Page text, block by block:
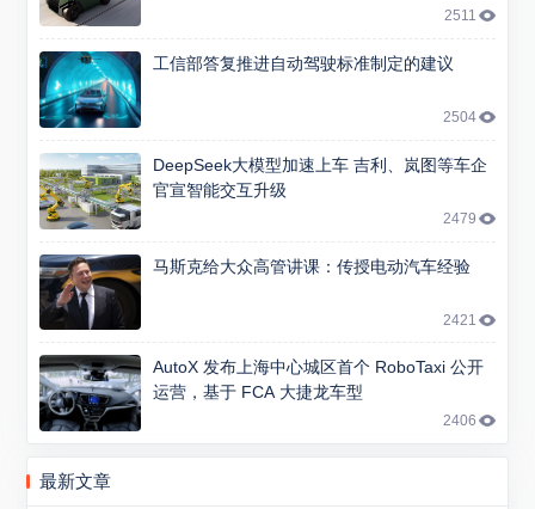
2511
工信部答复推进自动驾驶标准制定的建议
2504
DeepSeek大模型加速上车 吉利、岚图等车企
官宣智能交互升级
2479
马斯克给大众高管讲课：传授电动汽车经验
2421
AutoX 发布上海中心城区首个 RoboTaxi 公开
运营，基于 FCA 大捷龙车型
2406
最新文章